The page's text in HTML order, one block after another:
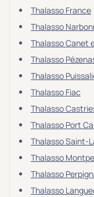
Thalasso France
Thalasso
Thalasso Canet
Thalasso
Thalasso
Thalasso Fiac
Thalasso
Thalasso Port
Thalasso Saint-
Thalasso
Thalasso
Thalasso